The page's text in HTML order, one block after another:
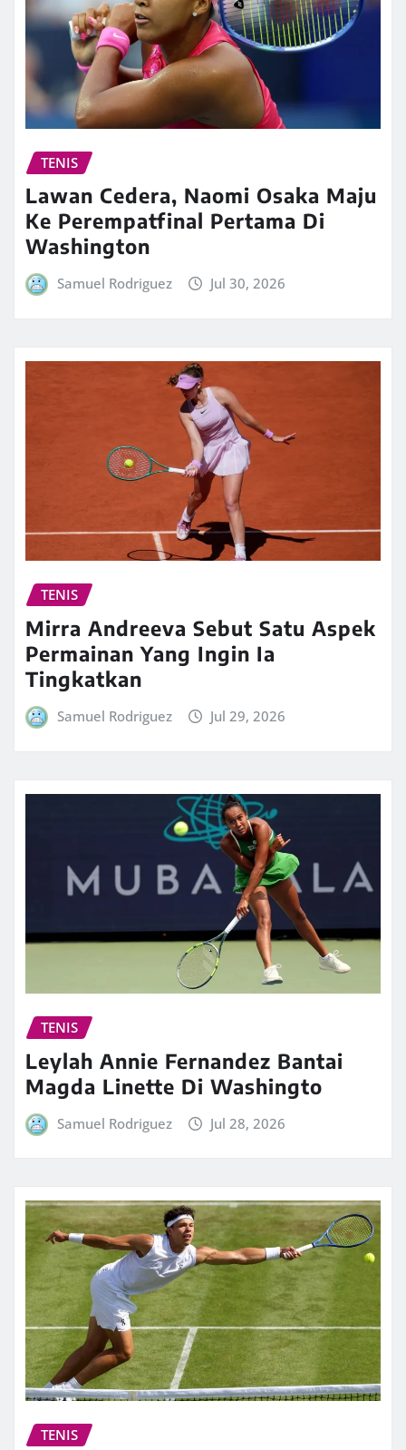
TENIS
Lawan Cedera, Naomi Osaka Maju
Ke Perempatfinal Pertama Di
Washington
Samuel Rodriguez Jul 30, 2026
TENIS
Mirra Andreeva Sebut Satu Aspek
Permainan Yang Ingin Ia
Tingkatkan
Samuel Rodriguez Jul 29, 2026
TENIS
Leylah Annie Fernandez Bantai
Magda Linette Di Washingto
Samuel Rodriguez Jul 28, 2026
TENIS